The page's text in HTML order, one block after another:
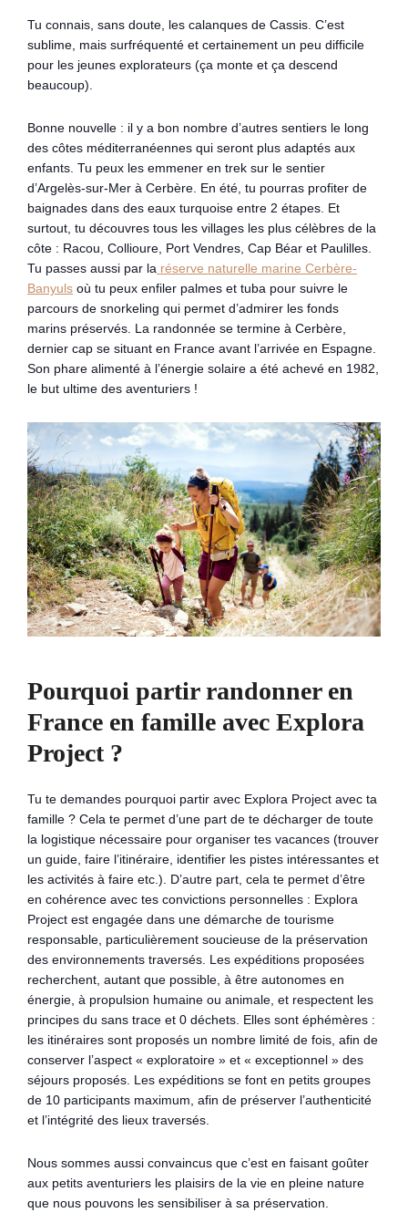
Tu connais, sans doute, les calanques de Cassis. C’est
sublime, mais surfréquenté et certainement un peu difficile
pour les jeunes explorateurs (ça monte et ça descend
beaucoup).
Bonne nouvelle : il y a bon nombre d’autres sentiers le long
des côtes méditerranéennes qui seront plus adaptés aux
enfants. Tu peux les emmener en trek sur le sentier
d’Argelès-sur-Mer à Cerbère. En été, tu pourras profiter de
baignades dans des eaux turquoise entre 2 étapes. Et
surtout, tu découvres tous les villages les plus célèbres de la
côte : Racou, Collioure, Port Vendres, Cap Béar et Paulilles.
Tu passes aussi par la réserve naturelle marine Cerbère-
Banyuls où tu peux enfiler palmes et tuba pour suivre le
parcours de snorkeling qui permet d’admirer les fonds
marins préservés. La randonnée se termine à Cerbère,
dernier cap se situant en France avant l’arrivée en Espagne.
Son phare alimenté à l’énergie solaire a été achevé en 1982,
le but ultime des aventuriers !
Pourquoi partir randonner en
France en famille avec Explora
Project ?
Tu te demandes pourquoi partir avec Explora Project avec ta
famille ? Cela te permet d’une part de te décharger de toute
la logistique nécessaire pour organiser tes vacances (trouver
un guide, faire l’itinéraire, identifier les pistes intéressantes et
les activités à faire etc.). D’autre part, cela te permet d’être
en cohérence avec tes convictions personnelles : Explora
Project est engagée dans une démarche de tourisme
responsable, particulièrement soucieuse de la préservation
des environnements traversés. Les expéditions proposées
recherchent, autant que possible, à être autonomes en
énergie, à propulsion humaine ou animale, et respectent les
principes du sans trace et 0 déchets. Elles sont éphémères :
les itinéraires sont proposés un nombre limité de fois, afin de
conserver l’aspect « exploratoire » et « exceptionnel » des
séjours proposés. Les expéditions se font en petits groupes
de 10 participants maximum, afin de préserver l’authenticité
et l’intégrité des lieux traversés.
Nous sommes aussi convaincus que c’est en faisant goûter
aux petits aventuriers les plaisirs de la vie en pleine nature
que nous pouvons les sensibiliser à sa préservation.